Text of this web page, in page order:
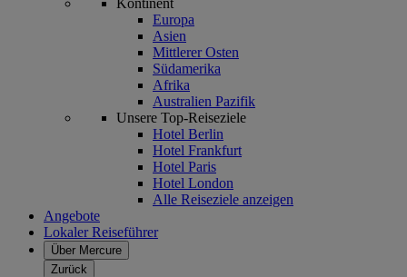
Europa
Asien
Mittlerer Osten
Südamerika
Afrika
Australien Pazifik
Unsere Top-Reiseziele
Hotel Berlin
Hotel Frankfurt
Hotel Paris
Hotel London
Alle Reiseziele anzeigen
Angebote
Lokaler Reiseführer
Über Mercure
Zurück